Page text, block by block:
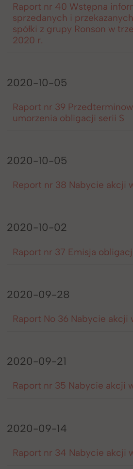
Raport nr 40 Wstępna
sprzedanych i
spółki z grupy Ronson w
2020 r.
2020-10-05
Raport nr 39
umorzenia obligacji serii S
2020-10-05
Report nr 38 Nabycie akcji
2020-10-02
Raport nr 37 Emisja
2020-09-28
Raport No 36 Nabycie akcji
2020-09-21
Raport nr 35 Nabycie akcji
2020-09-14
Raport nr 34 Nabycie akcji